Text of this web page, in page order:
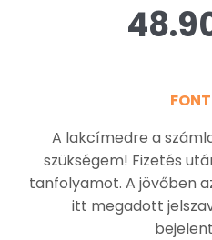
A lakcímedre a
szükségem! Fizetés
tanfolyamot. A jövőben
itt megadott